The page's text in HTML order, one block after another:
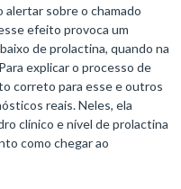
alertar sobre o chamado
efeito provoca um
de prolactina, quando na
explicar o processo de
correto para esse e outros
reais. Neles, ela
clínico e nível de prolactina
como chegar ao